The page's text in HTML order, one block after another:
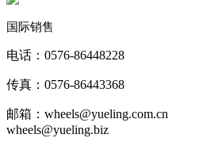
国际销售
电话：0576-86448228
传真：0576-86443368
邮箱：wheels@yueling.com.cn
wheels@yueling.biz